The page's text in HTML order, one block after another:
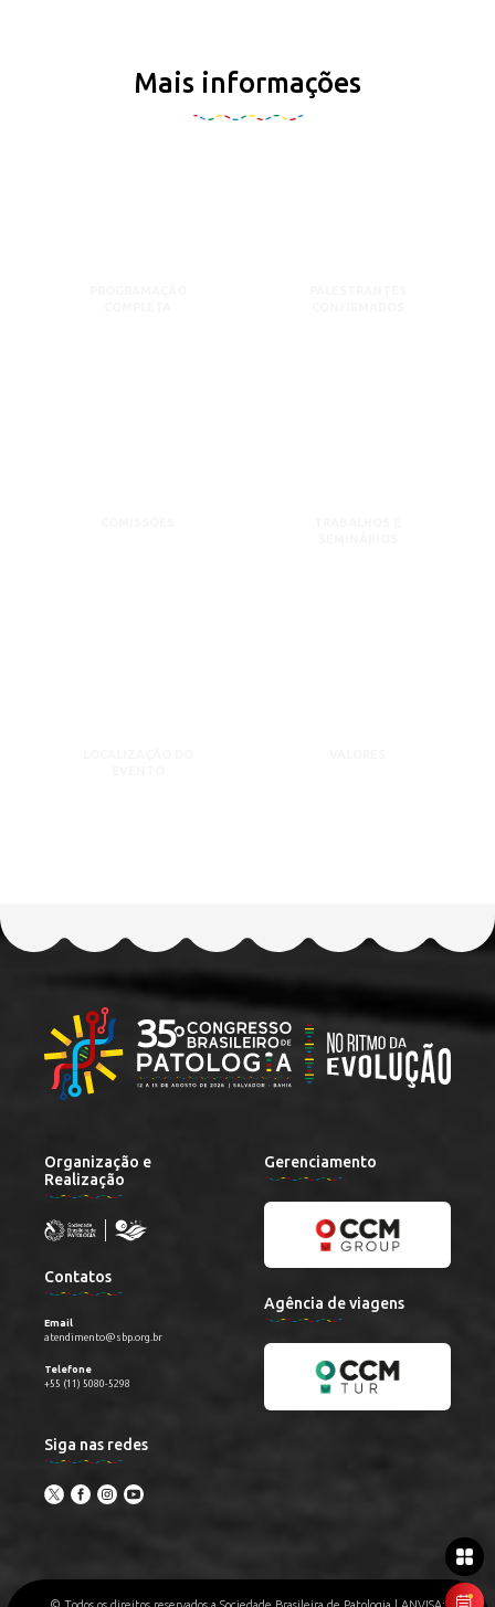
Mais informações
Organização e
Realização
Contatos
Email
atendimento@sbp.org.br
Telefone
+55 (11) 5080-5298
Siga nas redes
Gerenciamento
Agência de viagens